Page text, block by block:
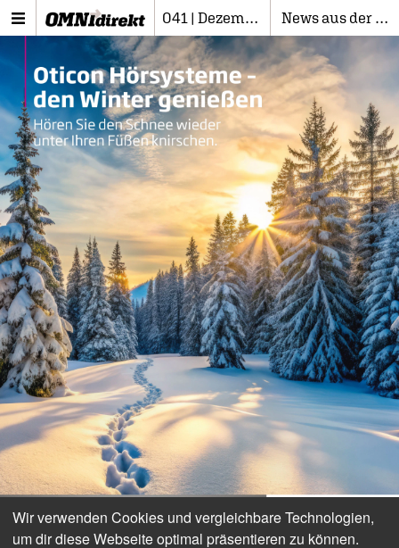
041 | Dezember 2024 News aus der Branche
Wir verwenden Cookies und vergleichbare Technologien,
um dir diese Webseite optimal präsentieren zu können.